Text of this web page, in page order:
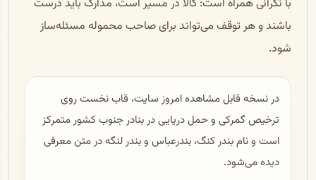
با نگرانی همراه است: کالا در مسیر است، مدارک باید درست
باشند و هر توقف می‌تواند برای صاحب محموله مسئله‌ساز
شود.
در نسخه قابل مشاهده امروز سایت، قاب نخست روی
ترخیص گمرکی و حمل دریایی در بنادر جنوب کشور متمرکز
است و نام بندر کنگ، بندرعباس و بندر لنگه در متن معرفی
دیده می‌شود.